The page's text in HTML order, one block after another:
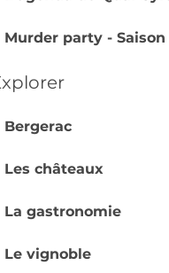
Murder party - Saison
Bergerac
Les châteaux
La gastronomie
Le vignoble
Videau, 24100